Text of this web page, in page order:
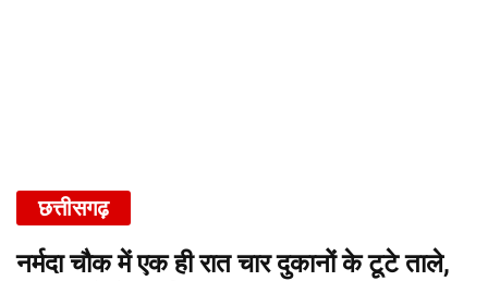
छत्तीसगढ़
नर्मदा चौक में एक ही रात चार दुकानों के टूटे ताले,